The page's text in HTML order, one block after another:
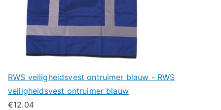
RWS veiligheidsvest ontruimer blauw - RWS
veiligheidsvest ontruimer blauw
€12.04